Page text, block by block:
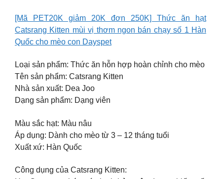
[Mã PET20K giảm 20K đơn 250K] Thức ăn hạt
Catsrang Kitten mùi vị thơm ngon bán chạy số 1 Hàn
Quốc cho mèo con Dayspet
Loại sản phẩm: Thức ăn hỗn hợp hoàn chỉnh cho mèo
Tên sản phẩm: Catsrang Kitten
Nhà sản xuất: Dea Joo
Dạng sản phẩm: Dạng viên
Màu sắc hạt: Màu nâu
Áp dụng: Dành cho mèo từ 3 – 12 tháng tuổi
Xuất xứ: Hàn Quốc
Công dụng của Catsrang Kitten: